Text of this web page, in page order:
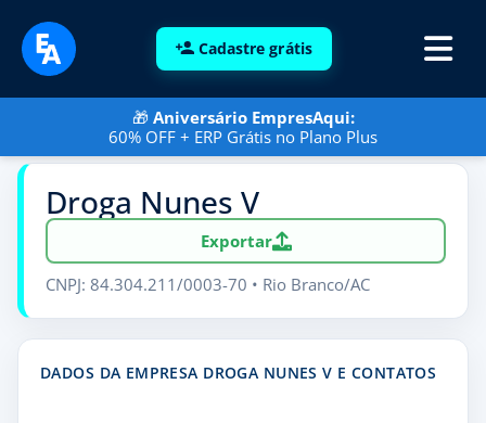
Cadastre grátis
🎁 Aniversário EmpresAqui:
60% OFF + ERP Grátis no Plano Plus
Droga Nunes V
Exportar
CNPJ: 84.304.211/0003-70 • Rio Branco/AC
DADOS DA EMPRESA DROGA NUNES V E CONTATOS